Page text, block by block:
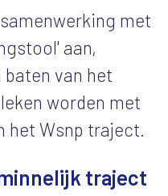
met
aan,
van het
worden met
het Wsnp traject.
traject